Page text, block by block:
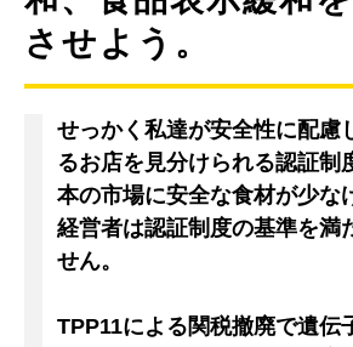
させよう。
せっかく私達が安全性に配慮
るお店を見分けられる認証制
本の市場に安全な食材が少な
経営者は認証制度の基準を満
せん。
TPP11による関税撤廃で遺伝